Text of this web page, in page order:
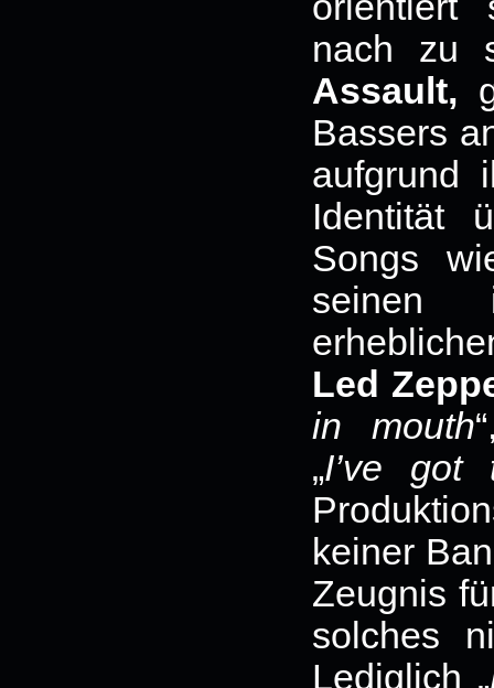
nach zu
Assault,
Bassers
aufgrund
Identität
Songs
seinen
Led
in mouth
„I’ve got
keiner
Zeugnis
solches
Lediglich „